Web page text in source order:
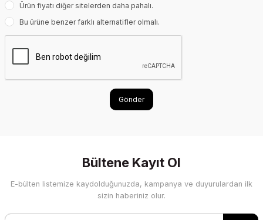
Ürün fiyatı diğer sitelerden daha pahalı.
Bu ürüne benzer farklı alternatifler olmalı.
Gönder
Bültene Kayıt Ol
E-bülten listemize kaydolduğunuzda, kampanya ve duyurulardan ilk
sizin haberiniz olur.